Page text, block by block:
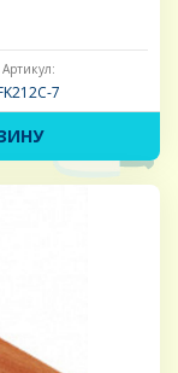
Артикул:
7